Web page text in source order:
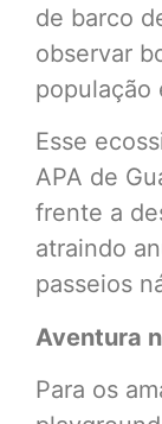
de barco
observar
população
Esse
APA de
frente a
atraindo
passeios
Aventura
Para os